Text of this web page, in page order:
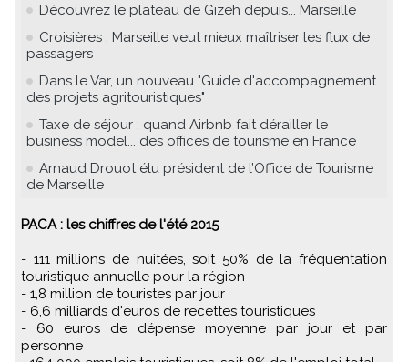
Découvrez le plateau de Gizeh depuis... Marseille
Croisières : Marseille veut mieux maîtriser les flux de
passagers
Dans le Var, un nouveau "Guide d'accompagnement
des projets agritouristiques"
Taxe de séjour : quand Airbnb fait dérailler le
business model... des offices de tourisme en France
Arnaud Drouot élu président de l’Office de Tourisme
de Marseille
PACA : les chiffres de l'été 2015
- 111 millions de nuitées, soit 50% de la fréquentation
touristique annuelle pour la région
- 1,8 million de touristes par jour
- 6,6 milliards d'euros de recettes touristiques
- 60 euros de dépense moyenne par jour et par
personne